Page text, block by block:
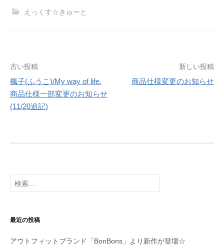
えっくす☆きゅーと
投
稿
ナ
シ
ョ
ン
古い投稿
楓子(ふうこ)/My way of life.
商品仕様一部変更のお知らせ
(11/20追記)
新しい投稿
商品仕様変更のお知らせ
検
索:
最近の投稿
アウトフィットブランド「BonBons」より新作が登場☆